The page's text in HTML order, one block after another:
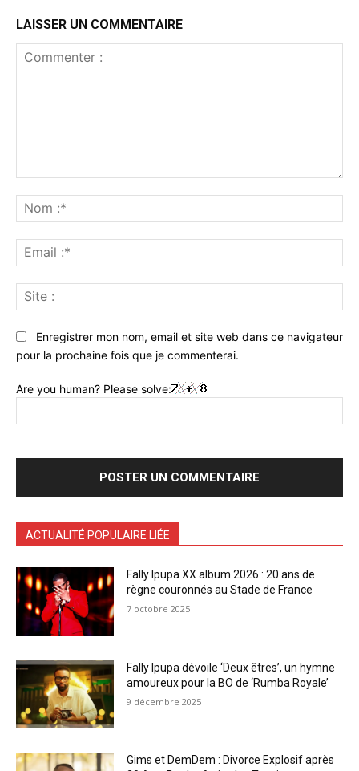
LAISSER UN COMMENTAIRE
:*
:*
:
Enregistrer mon nom, email et site web dans ce navigateur
pour la prochaine fois que je commenterai.
Are you human? Please solve:
ACTUALITÉ POPULAIRE LIÉE
Fally Ipupa XX album 2026 : 20 ans de
règne couronnés au Stade de France
7 octobre 2025
Fally Ipupa dévoile ‘Deux êtres’, un hymne
amoureux pour la BO de ‘Rumba Royale’
9 décembre 2025
Gims et DemDem : Divorce Explosif après